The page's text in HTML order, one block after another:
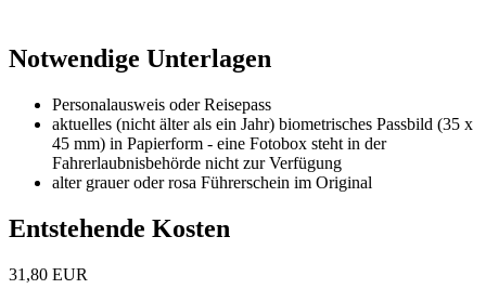
Notwendige Unterlagen
Personalausweis oder Reisepass
aktuelles (nicht älter als ein Jahr) biometrisches Passbild (35 x
45 mm) in Papierform - eine Fotobox steht in der
Fahrerlaubnisbehörde nicht zur Verfügung
alter grauer oder rosa Führerschein im Original
Entstehende Kosten
31,80 EUR